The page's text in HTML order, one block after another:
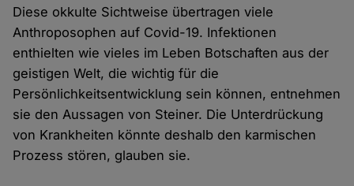
Diese okkulte Sichtweise übertragen viele
Anthroposophen auf Covid-19. Infektionen
enthielten wie vieles im Leben Botschaften aus der
geistigen Welt, die wichtig für die
Persönlichkeitsentwicklung sein können, entnehmen
sie den Aussagen von Steiner. Die Unterdrückung
von Krankheiten könnte deshalb den karmischen
Prozess stören, glauben sie.